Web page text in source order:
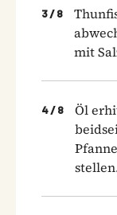
3 / 8
mit
4 / 8
Öl